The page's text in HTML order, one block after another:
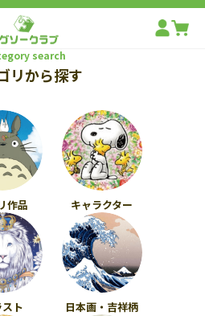
search
リから探す
作品 キャラクター
ト 日本画・吉祥柄